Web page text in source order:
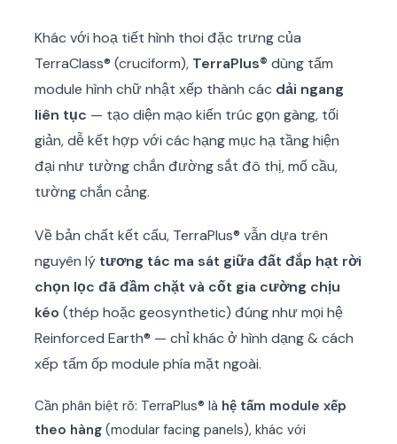
Khác với hoạ tiết hình thoi đặc trưng của
TerraClass® (cruciform), TerraPlus® dùng tấm
module hình chữ nhật xếp thành các dải ngang
liên tục — tạo diện mạo kiến trúc gọn gàng, tối
giản, dễ kết hợp với các hạng mục hạ tầng hiện
đại như tường chắn đường sắt đô thị, mố cầu,
tường chắn cảng.
Về bản chất kết cấu, TerraPlus® vẫn dựa trên
nguyên lý tương tác ma sát giữa đất đắp hạt rời
chọn lọc đã đầm chặt và cốt gia cường chịu
kéo (thép hoặc geosynthetic) đúng như mọi hệ
Reinforced Earth® — chỉ khác ở hình dạng & cách
xếp tấm ốp module phía mặt ngoài.
Cần phân biệt rõ: TerraPlus® là hệ tấm module xếp
theo hàng (modular facing panels), khác với